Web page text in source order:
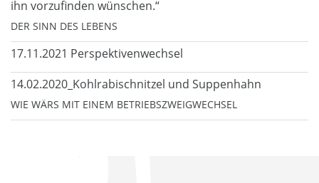
ihn vorzufinden wünschen.“
DER SINN DES LEBENS
17.11.2021 Perspektivenwechsel
14.02.2020_Kohlrabischnitzel und Suppenhahn
WIE WÄRS MIT EINEM BETRIEBSZWEIGWECHSEL